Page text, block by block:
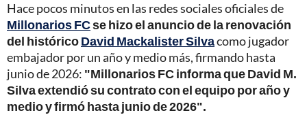
Hace pocos minutos en las redes sociales oficiales de
Millonarios FCse hizo el anuncio de la renovación
del históricoDavid Mackalister Silvacomo jugador
embajador por un año y medio más, firmando hasta
junio de 2026: "Millonarios FC informa que David M.
Silva extendió su contrato con el equipo por año y
medio y firmó hasta junio de 2026".